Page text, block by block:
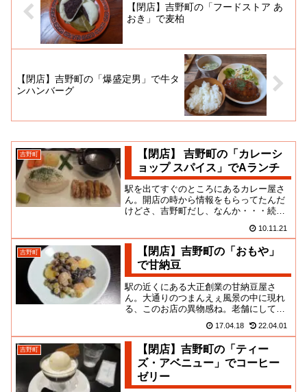
【閉店】吉野町の「フードストア あ
おき」で麦柏
【閉店】吉野町の「爆盛定男」で牛タ
ンハンバーグ
吉野町
【閉店】 吉野町の「カレーシ
ョップ スパイス」でAランチ
駅を出てすぐのところにあるカレー屋さ
ん。開店の時から情報をもらってたんだ
けどさ、吉野町だし、なんか・・・続き
しても面白く無いので、ずっと... 10.11.21
吉野町
【閉店】吉野町の「おもや」
で甘納豆
駅の近くにある大正創業の甘納豆屋さ
ん。大通りのつまんえぇ風景の中に現れ
る、このお店の異物感ね。老舗にして
文化や消費者とセットになって、初...
17.04.18 22.04.01
吉野町
【閉店】吉野町の「ティー
ズ・アベニュー」でコーヒー
ゼリー